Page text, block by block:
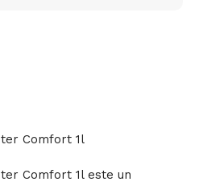
Comfort 1l
Comfort 1l este un